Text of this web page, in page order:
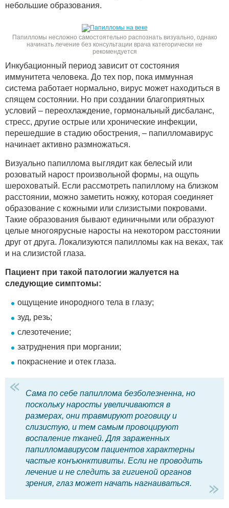
небольшие образования.
Папилломы несложно самостоятельно распознать визуально, однако
начинать лечение без консультации врача категорически не
рекомендуется
Инкубационный период зависит от состояния
иммунитета человека. До тех пор, пока иммунная
система работает нормально, вирус может находиться в
спящем состоянии. Но при создании благоприятных
условий – переохлаждение, гормональный дисбаланс,
стресс, другие острые или хронические инфекции,
перешедшие в стадию обострения, – папилломавирус
начинает активно размножаться.
Визуально папиллома выглядит как белесый или
розоватый нарост произвольной формы, на ощупь
шероховатый. Если рассмотреть папиллому на близком
расстоянии, можно заметить ножку, которая соединяет
образование с кожными или слизистыми покровами.
Такие образования бывают единичными или образуют
целые многоярусные наросты на некотором расстоянии
друг от друга. Локализуются папилломы как на веках, так
и на слизистой глаза.
Пациент при такой патологии жалуется на
следующие симптомы:
ощущение инородного тела в глазу;
зуд, резь;
слезотечение;
затруднения при моргании;
покраснение и отек глаза.
Сама по себе папиллома безболезненна, но
поскольку наросты увеличиваются в
размерах, они травмируют роговицу и
слизистую, и тем самым провоцируют
воспаление тканей. Для зараженных
папилломавирусом пациентов характерны
частые конъюнктивиты. Если не проводить
лечение и не следить за гигиеной органов
зрения, глаз может начать нагнаиваться.